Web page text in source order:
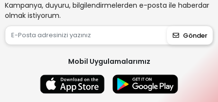
Kampanya, duyuru, bilgilendirmelerden e-posta ile haberdar
olmak istiyorum.
Gönder
Mobil Uygulamalarımız